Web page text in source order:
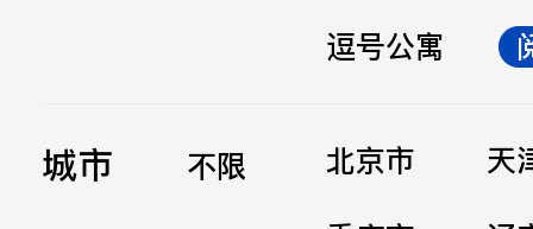
逗号公寓
城市 不限 北京市
天
立即提交